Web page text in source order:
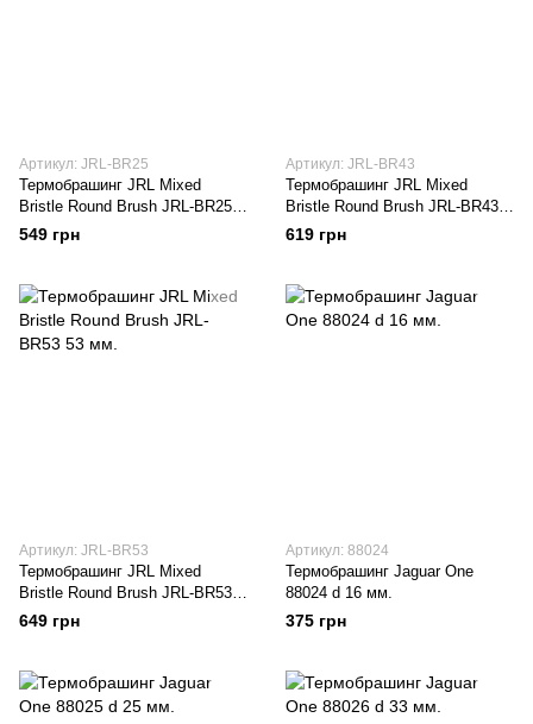
Артикул: JRL-BR25
Термобрашинг JRL Mixed
Bristle Round Brush JRL-BR25
25 мм.
549 грн
Артикул: JRL-BR43
Термобрашинг JRL Mixed
Bristle Round Brush JRL-BR43
43 мм.
619 грн
Артикул: JRL-BR53
Термобрашинг JRL Mixed
Bristle Round Brush JRL-BR53
53 мм.
649 грн
Артикул: 88024
Термобрашинг Jaguar One
88024 d 16 мм.
375 грн